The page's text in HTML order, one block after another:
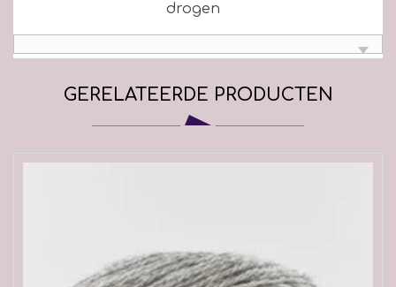
drogen
GERELATEERDE PRODUCTEN